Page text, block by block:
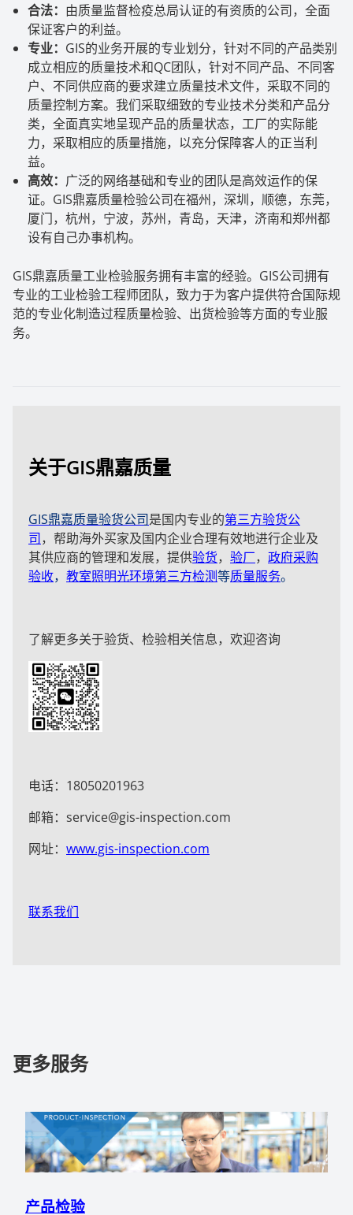
合法： 由质量监督检疫总局认证的有资质的公司，全面
保证客户的利益。
专业： GIS的业务开展的专业划分，针对不同的产品类别
成立相应的质量技术和QC团队，针对不同产品、不同客
户、不同供应商的要求建立质量技术文件，采取不同的
质量控制方案。我们采取细致的专业技术分类和产品分
类，全面真实地呈现产品的质量状态，工厂的实际能
力，采取相应的质量措施，以充分保障客人的正当利
益。
高效： 广泛的网络基础和专业的团队是高效运作的保
证。 GIS鼎嘉质量检验公司在福州，深圳，顺德，东莞，
厦门，杭州，宁波，苏州，青岛，天津，济南和郑州都
设有自己办事机构。
GIS鼎嘉质量工业检验服务拥有丰富的经验。 GIS公司拥有
专业的工业检验工程师团队，致力于为客户提供符合国际规
范的专业化制造过程质量检验、出货检验等方面的专业服
务。
关于GIS鼎嘉质量
GIS鼎嘉质量验货公司是国内专业的第三方验货公
司，帮助海外买家及国内企业合理有效地进行企业及
其供应商的管理和发展，提供验货， 验厂， 政府采购
验收， 教室照明光环境第三方检测等质量服务。
了解更多关于验货、检验相关信息，欢迎咨询
电话：18050201963
邮箱：service@gis-inspection.com
网址： www.gis-inspection.com
联系我们
更多服务
产品检验